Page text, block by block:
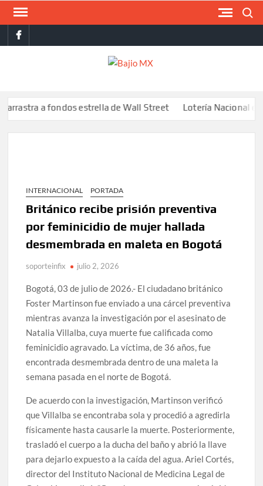
Saltar
contenidofacebook
a fondos estrella de Wall Street Lotería Nacional emite
INTERNACIONAL PORTADA
Británico recibe prisión preventiva
por feminicidio de mujer hallada
desmembrada en maleta en Bogotá
soporteinfix julio 2, 2026
Bogotá, 03 de julio de 2026.- El ciudadano británico
Foster Martinson fue enviado a una cárcel preventiva
mientras avanza la investigación por el asesinato de
Natalia Villalba, cuya muerte fue calificada como
feminicidio agravado. La víctima, de 36 años, fue
encontrada desmembrada dentro de una maleta la
semana pasada en el norte de Bogotá.
De acuerdo con la investigación, Martinson verificó
que Villalba se encontraba sola y procedió a agredirla
físicamente hasta causarle la muerte. Posteriormente,
trasladó el cuerpo a la ducha del baño y abrió la llave
para dejarlo expuesto a la caída del agua. Ariel Cortés,
director del Instituto Nacional de Medicina Legal de